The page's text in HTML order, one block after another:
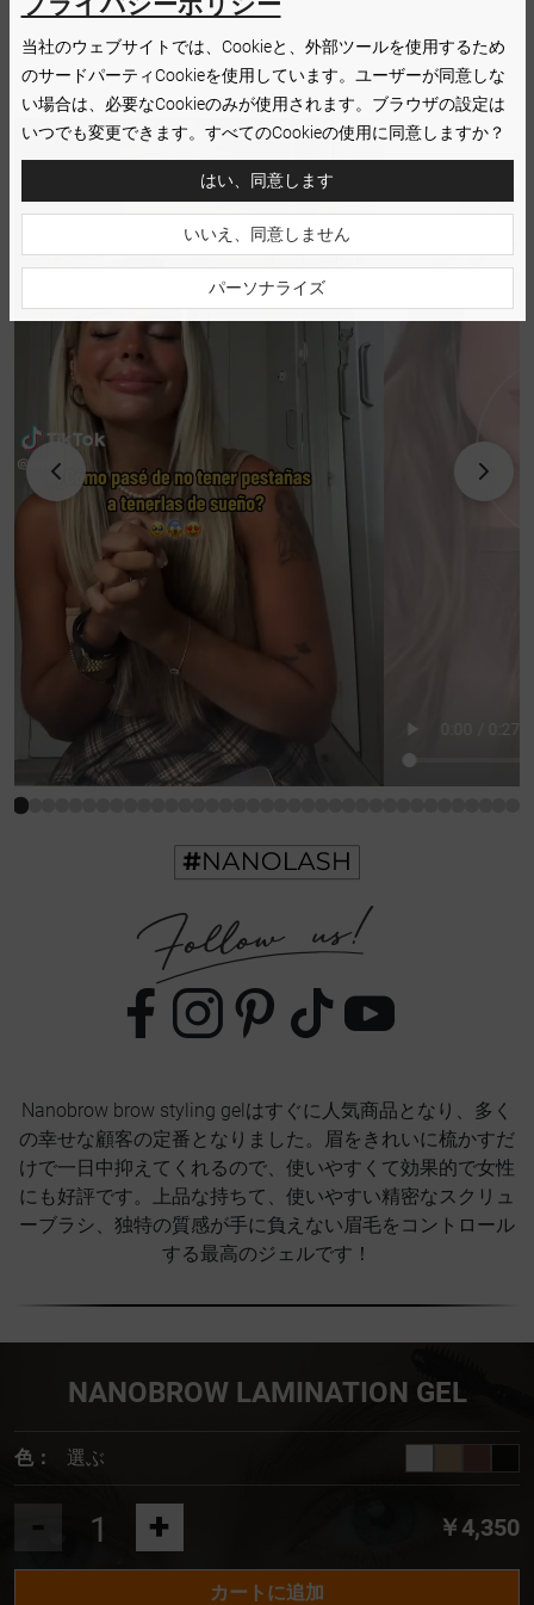
Nanobrow brow styling gelはすぐに人気商品となり、多く
の幸せな顧客の定番となりました。眉をきれいに梳かすだ
けで一日中抑えてくれるので、使いやすくて効果的で女性
にも好評です。上品な持ちて、使いやすい精密なスクリュ
ーブラシ、独特の質感が手に負えない眉毛をコントロール
する最高のジェルです！
NANOBROW LAMINATION GEL
色： 選ぶ
+ ￥4,350
カートに追加
当社のウェブサイトでは、Cookieと、外部ツールを使用するため
のサードパーティCookieを使用しています。ユーザーが同意しな
い場合は、必要なCookieのみが使用されます。ブラウザの設定は
いつでも変更できます。すべてのCookieの使用に同意しますか？
はい、同意します
いいえ、同意しません
パーソナライズ